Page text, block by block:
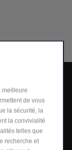
meilleure
de vous
la sécurité, la
la convivialité
telles que
recherche et